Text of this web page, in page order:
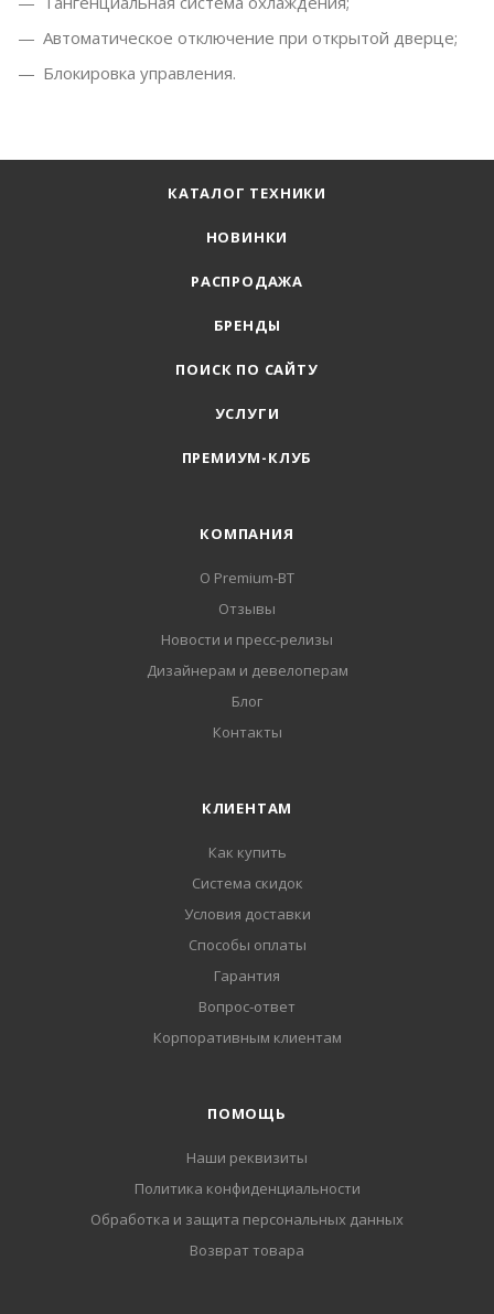
Автоматическое отключение при открытой дверце;
Блокировка управления.
КАТАЛОГ ТЕХНИКИ
НОВИНКИ
РАСПРОДАЖА
БРЕНДЫ
ПОИСК ПО САЙТУ
УСЛУГИ
ПРЕМИУМ-КЛУБ
КОМПАНИЯ
О Premium-BT
Отзывы
Новости и пресс-релизы
Дизайнерам и девелоперам
Блог
Контакты
КЛИЕНТАМ
Как купить
Система скидок
Условия доставки
Способы оплаты
Гарантия
Вопрос-ответ
Корпоративным клиентам
ПОМОЩЬ
Наши реквизиты
Политика конфиденциальности
Обработка и защита персональных данных
Возврат товара